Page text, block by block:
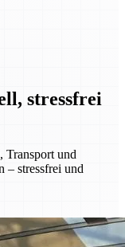
stressfrei
Transport und
– stressfrei und